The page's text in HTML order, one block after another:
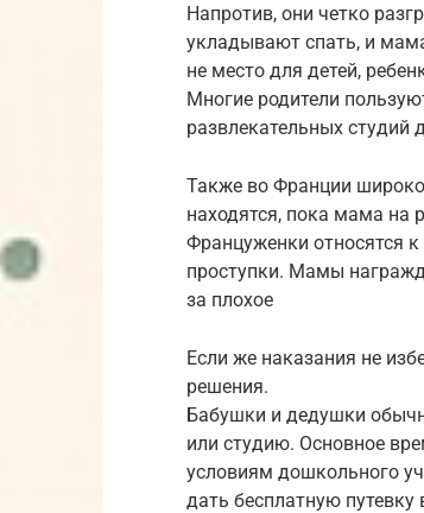
Напротив, они четко
укладывают спать, и
не место для детей,
Многие родители
развлекательных студий
Также во Франции
находятся, пока мама на
Француженки относятся
проступки. Мамы
за плохое
Если же наказания не
решения.
Бабушки и дедушки
или студию. Основное
условиям дошкольного
дать бесплатную путевку